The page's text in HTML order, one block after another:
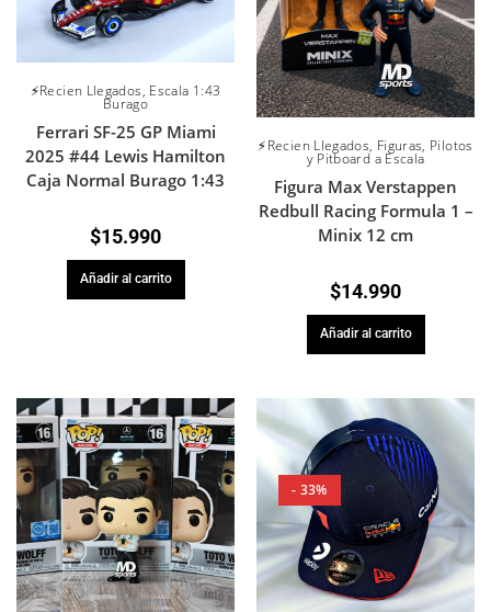
⚡Recien Llegados, Escala 1:43
Burago
Ferrari SF-25 GP Miami
2025 #44 Lewis Hamilton
Caja Normal Burago 1:43
$15.990
Añadir al carrito
⚡Recien Llegados, Figuras, Pilotos
y Pitboard a Escala
Figura Max Verstappen
Redbull Racing Formula 1 –
Minix 12 cm
$14.990
Añadir al carrito
- 33%